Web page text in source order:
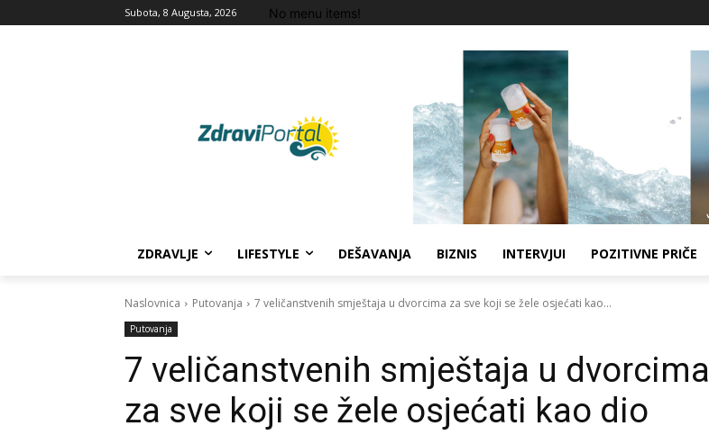
Subota, 8 Augusta, 2026 No menu items!
ZDRAVLJE LIFESTYLE DEŠAVANJA BIZNIS INTERVJUI POZITIVNE PRIČE
Naslovnica Putovanja 7 veličanstvenih smještaja u dvorcima za sve koji se žele osjećati kao...
Putovanja
7 veličanstvenih smještaja u dvorcima
za sve koji se žele osjećati kao dio